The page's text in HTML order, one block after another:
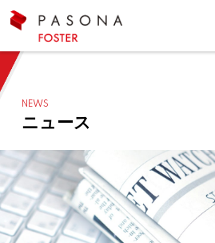
NEWS
ニュース